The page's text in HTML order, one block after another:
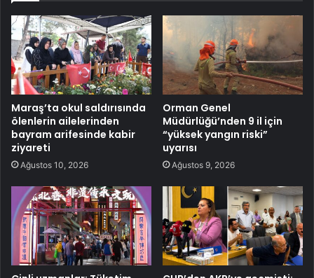
Maraş’ta okul saldırısında
ölenlerin ailelerinden
bayram arifesinde kabir
ziyareti
Ağustos 10, 2026
Orman Genel
Müdürlüğü’nden 9 il için
“yüksek yangın riski”
uyarısı
Ağustos 9, 2026